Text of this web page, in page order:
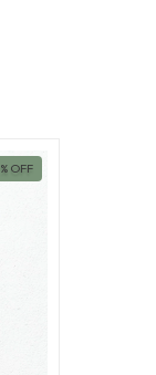
% OFF